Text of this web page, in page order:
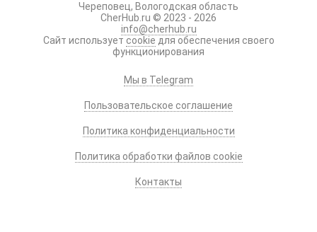
Череповец, Вологодская область
CherHub.ru © 2023 - 2026
info@cherhub.ru
Сайт использует cookie для обеспечения своего
функционирования
Мы в Telegram
Пользовательское соглашение
Политика конфиденциальности
Политика обработки файлов cookie
Контакты